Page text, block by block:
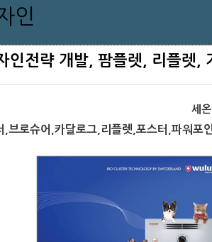
인
인전략 개발, 팜플렛, 리플렛,
세
,브로슈어,카달로그,리플렛,포스터,파워포